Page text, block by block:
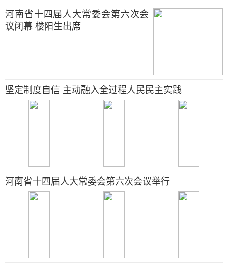
河南省十四届人大常委会第六次会
议闭幕 楼阳生出席
坚定制度自信 主动融入全过程人民民主实践
河南省十四届人大常委会第六次会议举行